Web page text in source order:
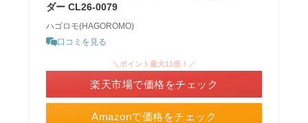
ダー CL26-0079
ハゴロモ(HAGOROMO)
口コミを見る
Amazonで価格をチェック
＼ポイント最大11倍！／
楽天市場で価格をチェック